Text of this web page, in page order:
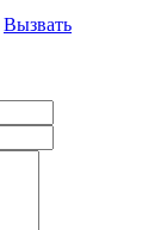
Вызвать